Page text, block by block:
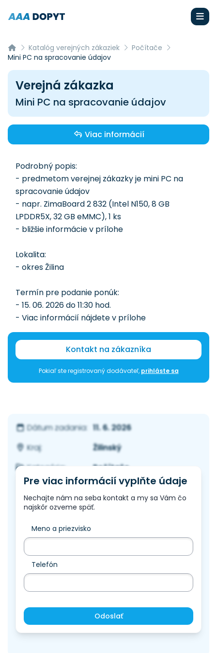
Katalóg verejných zákaziek
Počítače
Mini PC na spracovanie údajov
Verejná zákazka
Mini PC na spracovanie údajov
Viac informácií
Podrobný popis:
- predmetom verejnej zákazky je mini PC na
spracovanie údajov
- napr. ZimaBoard 2 832 (Intel N150, 8 GB
LPDDR5X, 32 GB eMMC), 1 ks
- bližšie informácie v prílohe
Lokalita:
- okres Žilina
Termín pre podanie ponúk:
- 15. 06. 2026 do 11:30 hod.
- Viac informácií nájdete v prílohe
Kontakt na zákazníka
Pokiaľ ste registrovaný dodávateľ, prihláste sa
Dátum zadania: 11. 6. 2026
Kraj:
Žilinský
Kategória:
Počítače
Pre viac informácií vyplňte údaje
Nechajte nám na seba kontakt a my sa Vám čo
najskôr ozveme späť.
Meno a priezvisko
Telefón
Odoslať